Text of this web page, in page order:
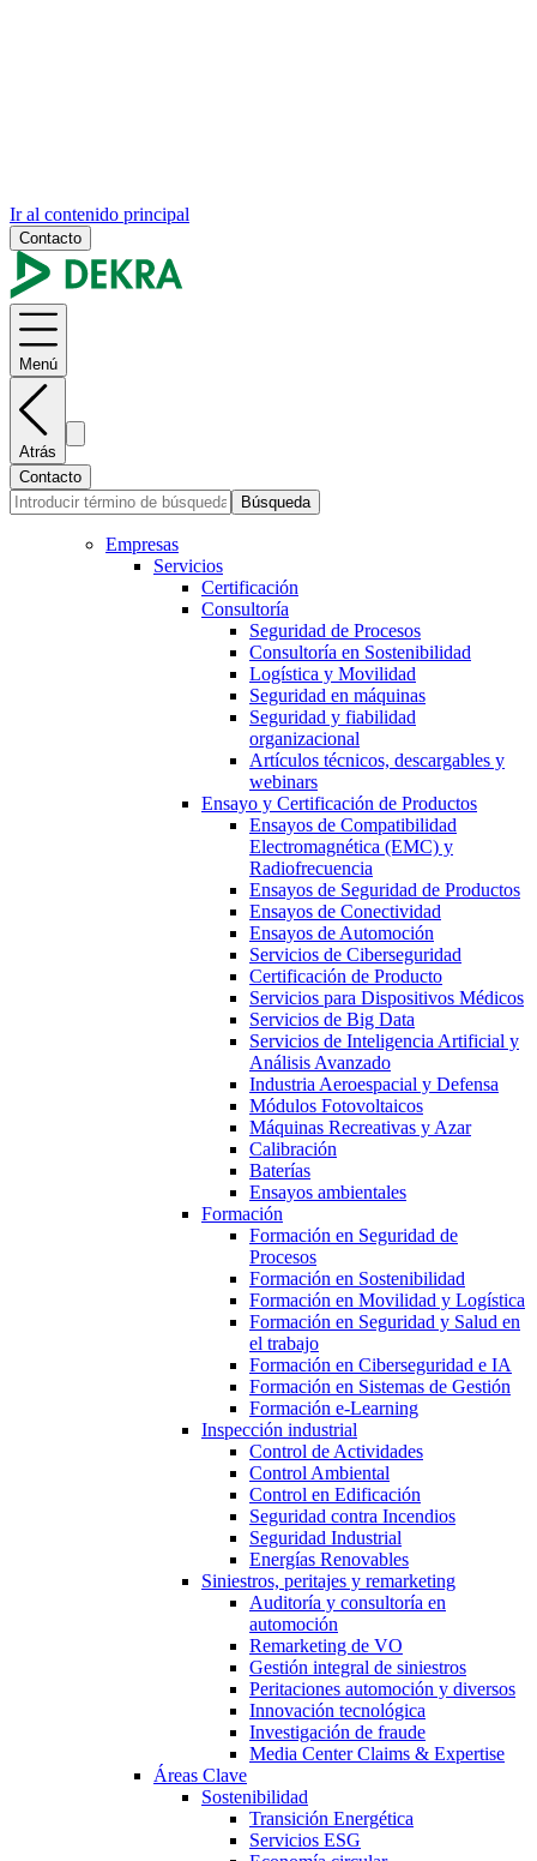
Ir al contenido principal
Contacto
Menú
Atrás
Contacto
Búsqueda
Empresas
Servicios
Certificación
Consultoría
Seguridad de Procesos
Consultoría en Sostenibilidad
Logística y Movilidad
Seguridad en máquinas
Seguridad y fiabilidad
organizacional
Artículos técnicos, descargables y
webinars
Ensayo y Certificación de Productos
Ensayos de Compatibilidad
Electromagnética (EMC) y
Radiofrecuencia
Ensayos de Seguridad de Productos
Ensayos de Conectividad
Ensayos de Automoción
Servicios de Ciberseguridad
Certificación de Producto
Servicios para Dispositivos Médicos
Servicios de Big Data
Servicios de Inteligencia Artificial y
Análisis Avanzado
Industria Aeroespacial y Defensa
Módulos Fotovoltaicos
Máquinas Recreativas y Azar
Calibración
Baterías
Ensayos ambientales
Formación
Formación en Seguridad de
Procesos
Formación en Sostenibilidad
Formación en Movilidad y Logística
Formación en Seguridad y Salud en
el trabajo
Formación en Ciberseguridad e IA
Formación en Sistemas de Gestión
Formación e-Learning
Inspección industrial
Control de Actividades
Control Ambiental
Control en Edificación
Seguridad contra Incendios
Seguridad Industrial
Energías Renovables
Siniestros, peritajes y remarketing
Auditoría y consultoría en
automoción
Remarketing de VO
Gestión integral de siniestros
Peritaciones automoción y diversos
Innovación tecnológica
Investigación de fraude
Media Center Claims & Expertise
Áreas Clave
Sostenibilidad
Transición Energética
Servicios ESG